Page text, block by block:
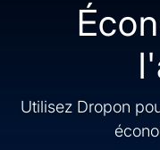
Utilisez Dropon